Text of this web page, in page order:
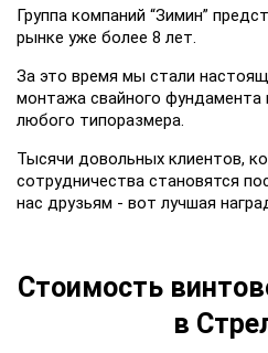
Группа компаний “Зимин”
рынке уже более 8 лет.
За это время мы стали
монтажа свайного фундамента
любого типоразмера.
Тысячи довольных клиентов,
сотрудничества становятся
нас друзьям - вот лучшая
Стоимость
в